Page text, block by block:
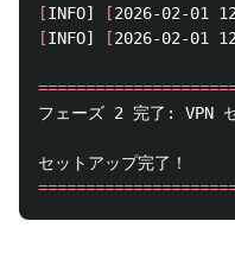
[INFO] [
[INFO] [2026-02-01
フェーズ 2 完了: VPN